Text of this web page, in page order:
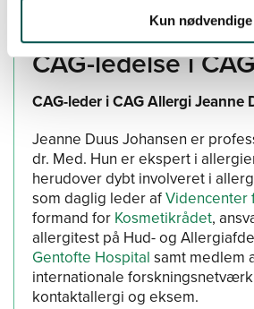
Kun nødvendige
CAG-ledelse i
CAG-leder i CAG Allergi Jeanne
Jeanne Duus Johansen er
dr. Med. Hun er ekspert i
herudover dybt involveret i
som daglig leder afVidencenter
formand for Kosmetikrådet,
allergitest på Hud- og
Gentofte Hospital samt medlem
internationale
kontaktallergi og eksem.